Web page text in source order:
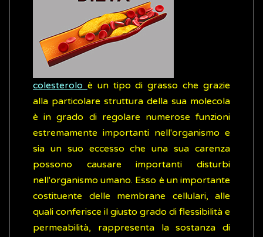
colesterolo è un tipo di grasso che grazie
alla particolare struttura della sua molecola
è in grado di regolare numerose funzioni
estremamente importanti nell'organismo e
sia un suo eccesso che una sua carenza
possono causare importanti disturbi
nell'organismo umano. Esso è un importante
costituente delle membrane cellulari, alle
quali conferisce il giusto grado di flessibilità e
permeabilità, rappresenta la sostanza di